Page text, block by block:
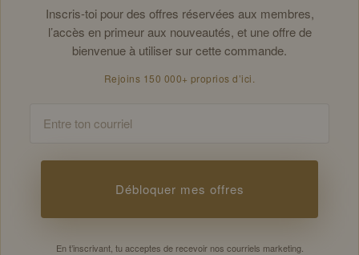
Inscris-toi pour des offres réservées aux membres,
l’accès en primeur aux nouveautés, et une offre de
bienvenue à utiliser sur cette commande.
Rejoins 150 000+ proprios d’ici.
Débloquer mes offres
En t’inscrivant, tu acceptes de recevoir nos courriels marketing.